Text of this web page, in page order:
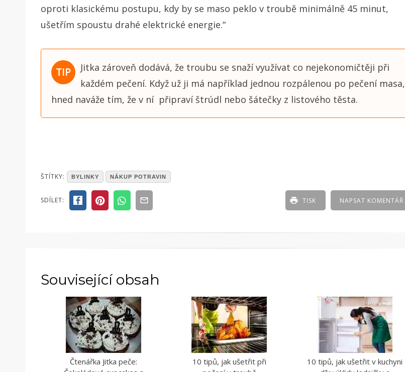
oproti klasickému postupu, kdy by se maso peklo v troubě minimálně 45 minut,
ušetřím spoustu drahé elektrické energie.“
Jitka zároveň dodává, že troubu se snaží využívat co nejekonomičtěji při
každém pečení. Když už ji má například jednou rozpálenou po pečení masa,
hned naváže tím, že v ní připraví štrúdl nebo šátečky z listového těsta.
POSTED
ČLÁNKY
ŠTÍTKY: BYLINKY NÁKUP POTRAVIN
SDÍLET: NAPSAT KOMENTÁŘ
TISK
Související obsah
Čtenářka Jitka peče:
10 tipů, jak ušetřit při
10 tipů, jak ušetřit v kuchyni